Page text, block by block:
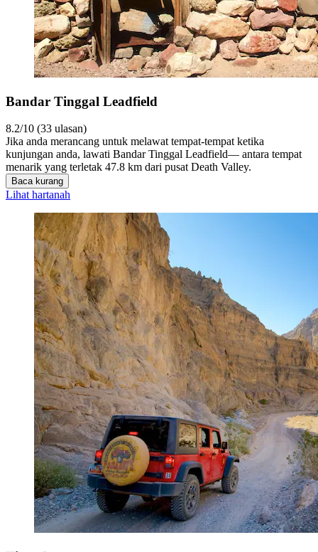
Bandar Tinggal Leadfield
8.2/10 (33 ulasan)
Jika anda merancang untuk melawat tempat-tempat ketika
kunjungan anda, lawati Bandar Tinggal Leadfield— antara tempat
menarik yang terletak 47.8 km dari pusat Death Valley.
Baca kurang
Lihat hartanah